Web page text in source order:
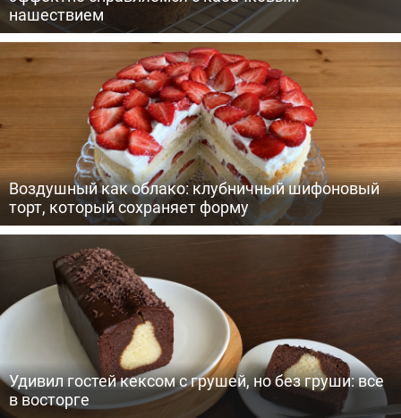
нашествием
Воздушный как облако: клубничный шифоновый
торт, который сохраняет форму
Удивил гостей кексом с грушей, но без груши: все
в восторге